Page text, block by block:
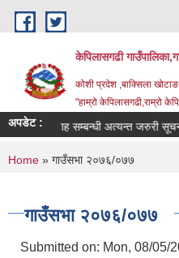
Skip to main content
केपिलासगढी
कोशी प्रदेश ,बाक्सिला
"हाम्रो केपिलासगढी,राम्रो
अपडेट :
सेवा प्रवाह सम्बन्धी अत्यन्त जरुरी सूचना
You are here
Home » गाउँसभा २०७६/०७७
गाउँसभा २०७६/०७७
Submitted on: Mon, 08/05/